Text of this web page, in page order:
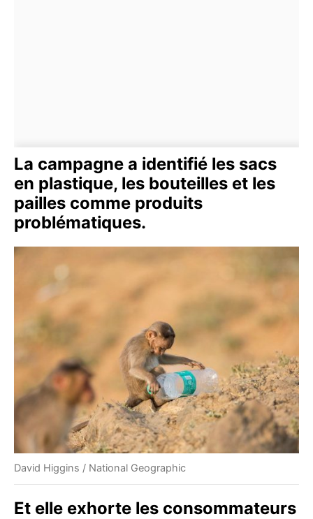
La campagne a identifié les sacs
en plastique, les bouteilles et les
pailles comme produits
problématiques.
David Higgins / National Geographic
Et elle exhorte les consommateurs